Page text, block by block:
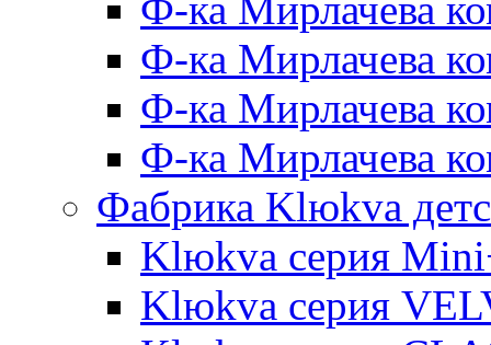
Ф-ка Мирлачева
Ф-ка Мирлачева
Ф-ка Мирлачева
Ф-ка Мирлачева
Фабрика Klюkva
Klюkva серия
Klюkva серия